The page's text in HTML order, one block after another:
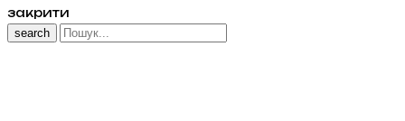
закрити
search